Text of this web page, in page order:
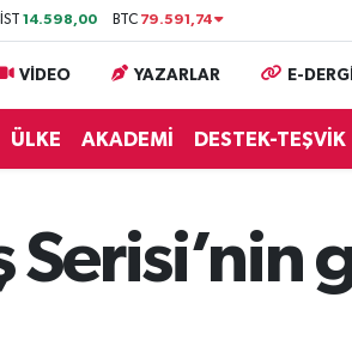
14.598,00 BTC 79.591,74
VİDEO YAZARLAR E-DERGİ
ÜLKE AKADEMİ DESTEK-TEŞVİK